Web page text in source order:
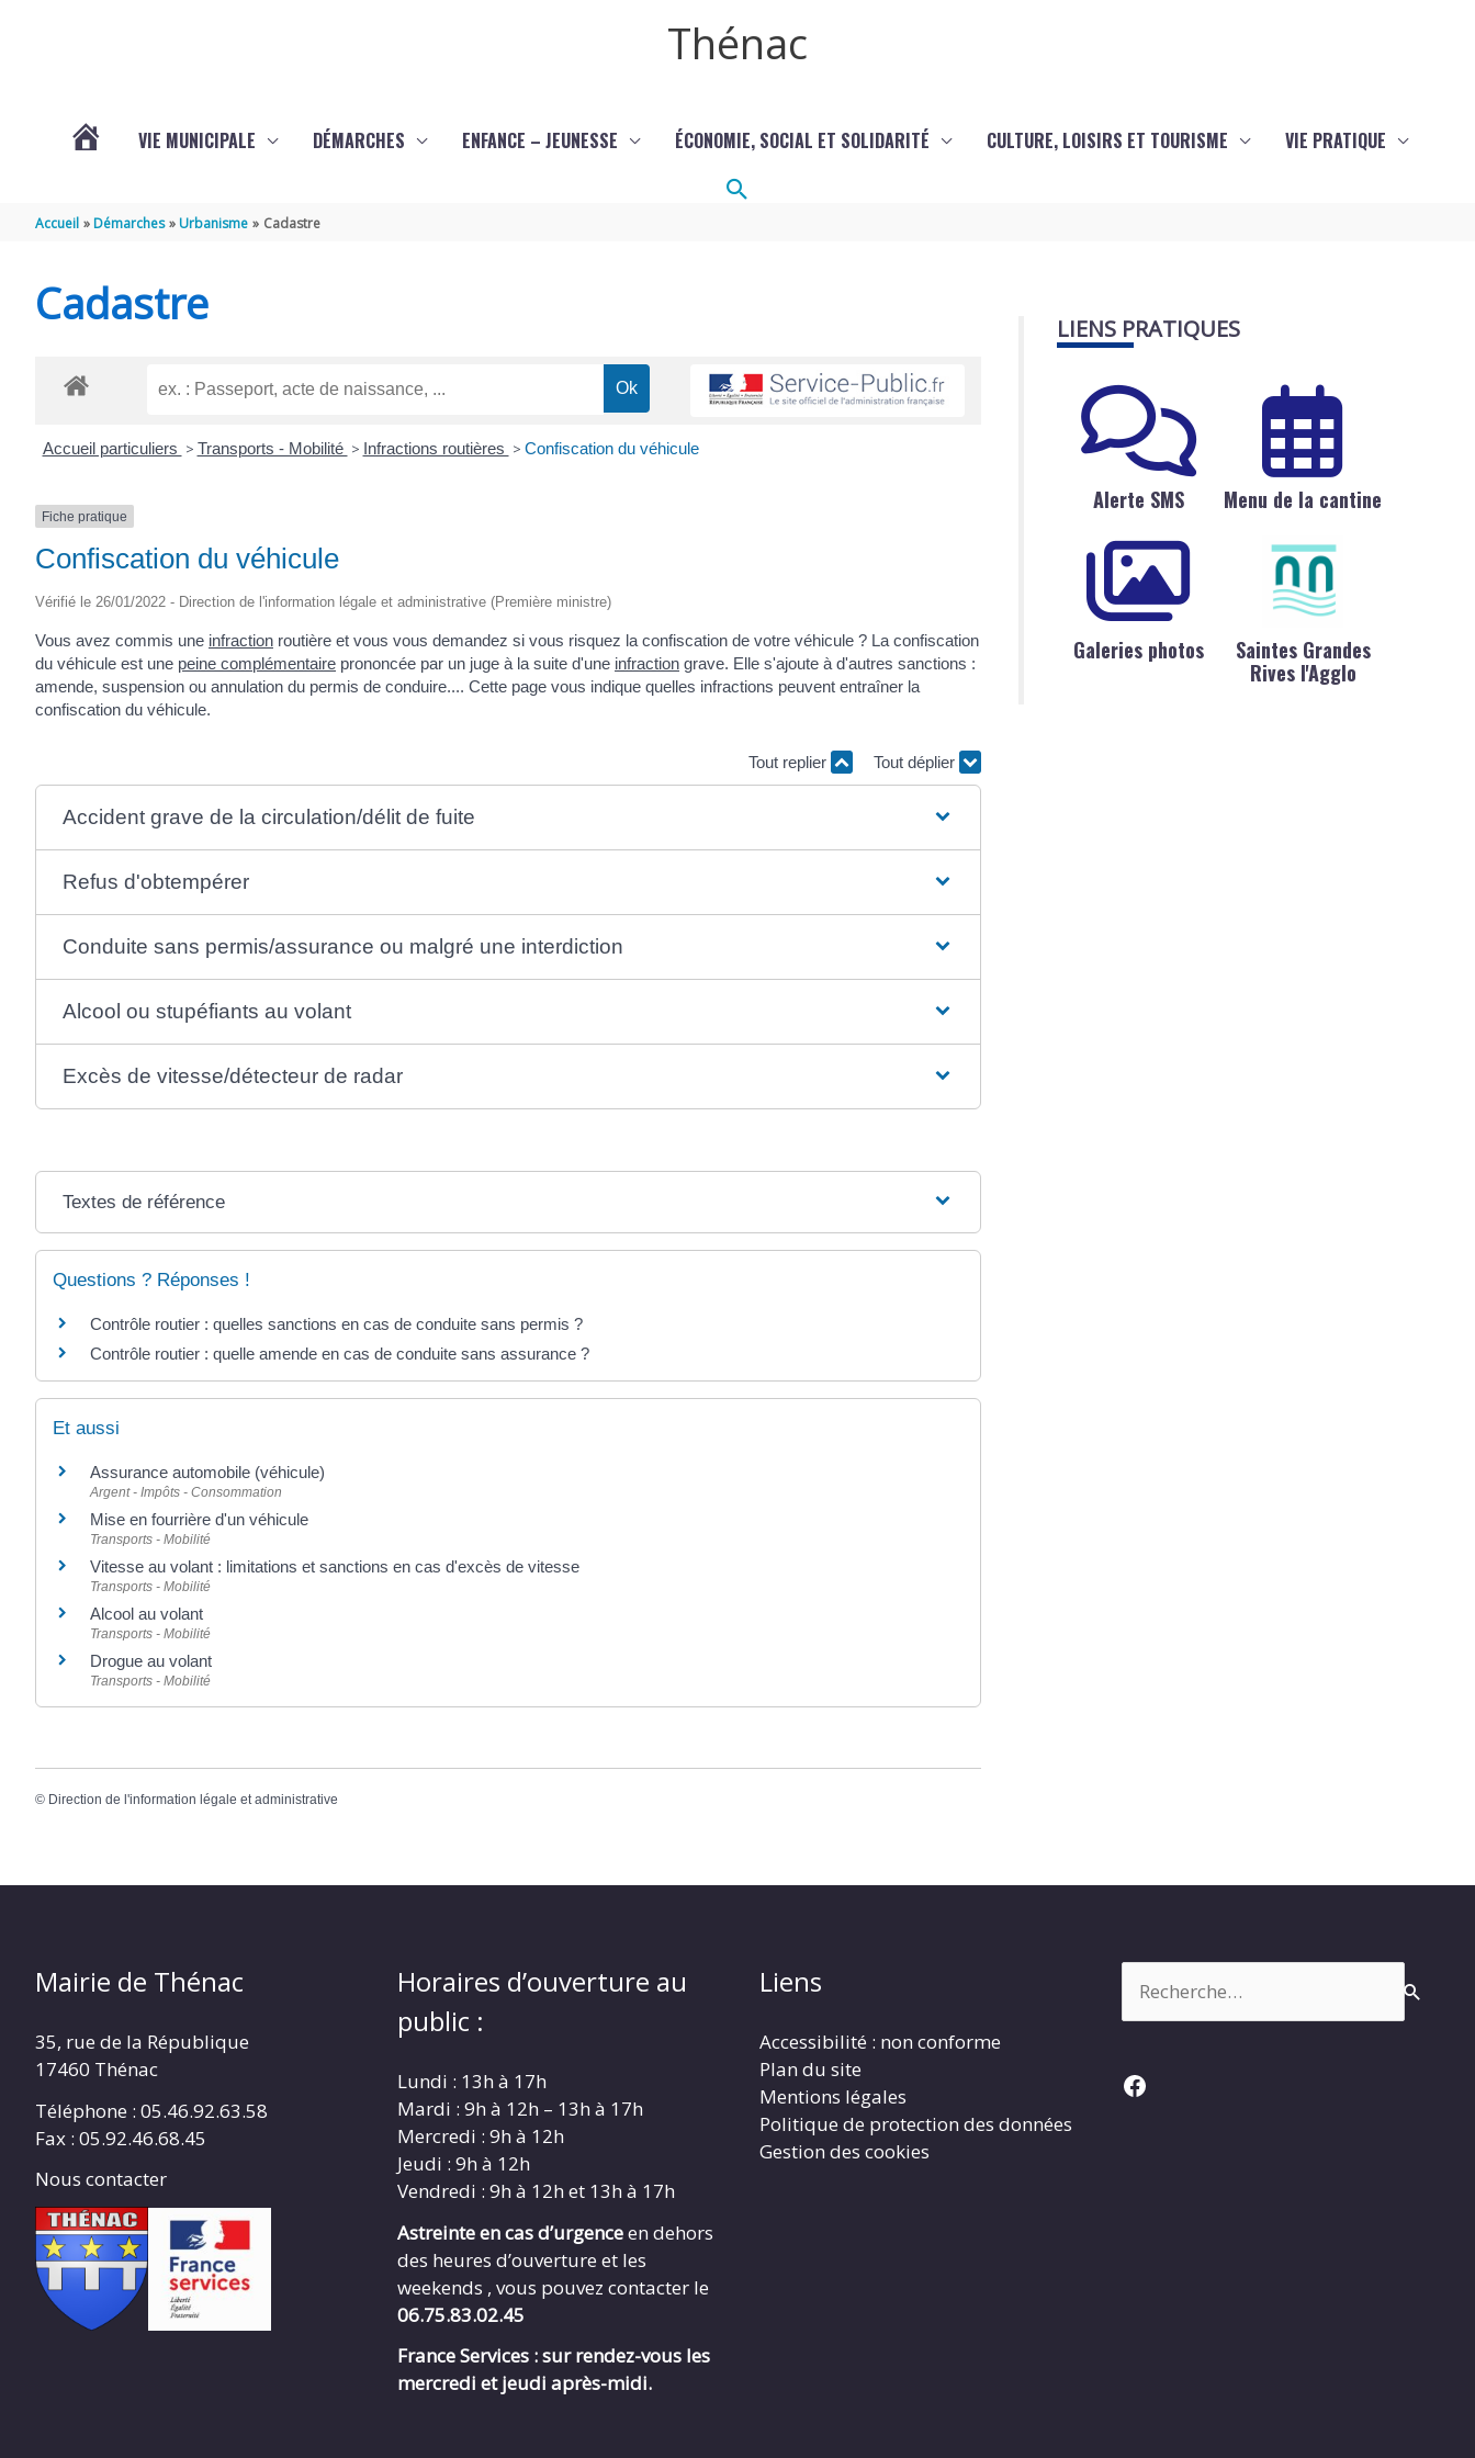
Thénac
THÉNAC
VIE MUNICIPALE DÉMARCHES ENFANCE – JEUNESSE ÉCONOMIE, SOCIAL ET SOLIDARITÉ CULTURE, LOISIRS ET TOURISME VIE PRATIQUE
Rechercher
Accueil Démarches Urbanisme Cadastre
Cadastre
Accueil particuliers > Transports - Mobilité > Infractions routières > Confiscation du véhicule
Fiche pratique
Confiscation du véhicule
Vérifié le 26/01/2022 - Direction de l'information légale et administrative (Première ministre)
Vous avez commis une infraction routière et vous vous demandez si vous risquez la confiscation de votre véhicule ? La confiscation
du véhicule est une peine complémentaire prononcée par un juge à la suite d'une infraction grave. Elle s'ajoute à d'autres sanctions :
amende, suspension ou annulation du permis de conduire.... Cette page vous indique quelles infractions peuvent entraîner la
confiscation du véhicule.
Tout replier Tout déplier
Accident grave de la circulation/délit de fuite
Refus d'obtempérer
Conduite sans permis/assurance ou malgré une interdiction
Alcool ou stupéfiants au volant
Excès de vitesse/détecteur de radar
Textes de référence
Questions ? Réponses !
Contrôle routier : quelles sanctions en cas de conduite sans permis ?
Contrôle routier : quelle amende en cas de conduite sans assurance ?
Et aussi
Assurance automobile (véhicule)
Argent - Impôts - Consommation
Mise en fourrière d'un véhicule
Transports - Mobilité
Vitesse au volant : limitations et sanctions en cas d'excès de vitesse
Transports - Mobilité
Alcool au volant
Transports - Mobilité
Drogue au volant
Transports - Mobilité
© Direction de l'information légale et administrative
LIENS PRATIQUES
Alerte SMS Menu de la cantine
Galeries photos
Saintes Grandes
Rives l'Agglo
Mairie de Thénac
35, rue de la République
17460 Thénac
Téléphone : 05.46.92.63.58
Fax : 05.92.46.68.45
Nous contacter
Horaires d’ouverture au
public :
Lundi : 13h à 17h
Mardi : 9h à 12h – 13h à 17h
Mercredi : 9h à 12h
Jeudi : 9h à 12h
Vendredi : 9h à 12h et 13h à 17h
Astreinte en cas d’urgenceen dehors
des heures d’ouverture et les
weekends , vous pouvez contacter le
06.75.83.02.45
France Services : sur rendez-vous les
mercredi et jeudi après-midi.
Liens
Accessibilité : non conforme
Plan du site
Mentions légales
Politique de protection des données
Gestion des cookies
Facebook